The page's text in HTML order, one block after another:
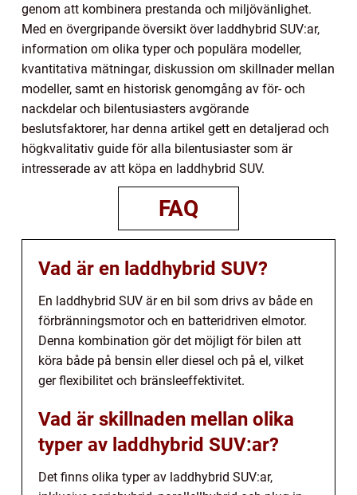
genom att kombinera prestanda och miljövänlighet.
Med en övergripande översikt över laddhybrid SUV:ar,
information om olika typer och populära modeller,
kvantitativa mätningar, diskussion om skillnader mellan
modeller, samt en historisk genomgång av för- och
nackdelar och bilentusiasters avgörande
beslutsfaktorer, har denna artikel gett en detaljerad och
högkvalitativ guide för alla bilentusiaster som är
intresserade av att köpa en laddhybrid SUV.
FAQ
Vad är en laddhybrid SUV?
En laddhybrid SUV är en bil som drivs av både en
förbränningsmotor och en batteridriven elmotor.
Denna kombination gör det möjligt för bilen att
köra både på bensin eller diesel och på el, vilket
ger flexibilitet och bränsleeffektivitet.
Vad är skillnaden mellan olika
typer av laddhybrid SUV:ar?
Det finns olika typer av laddhybrid SUV:ar,